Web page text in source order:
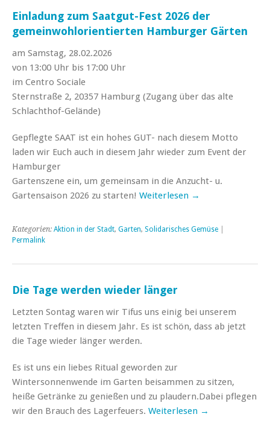
Einladung zum Saatgut-Fest 2026 der
gemeinwohlorientierten Hamburger Gärten
am Samstag, 28.02.2026
von 13:00 Uhr bis 17:00 Uhr
im Centro Sociale
Sternstraße 2, 20357 Hamburg (Zugang über das alte
Schlachthof-Gelände)
Gepflegte SAAT ist ein hohes GUT- nach diesem Motto
laden wir Euch auch in diesem Jahr wieder zum Event der
Hamburger
Gartenszene ein, um gemeinsam in die Anzucht- u.
Gartensaison 2026 zu starten! Weiterlesen →
Kategorien: Aktion in der Stadt, Garten, Solidarisches Gemüse
Permalink
Die Tage werden wieder länger
Letzten Sontag waren wir Tifus uns einig bei unserem
letzten Treffen in diesem Jahr. Es ist schön, dass ab jetzt
die Tage wieder länger werden.
Es ist uns ein liebes Ritual geworden zur
Wintersonnenwende im Garten beisammen zu sitzen,
heiße Getränke zu genießen und zu plaudern.Dabei pflegen
wir den Brauch des Lagerfeuers. Weiterlesen →